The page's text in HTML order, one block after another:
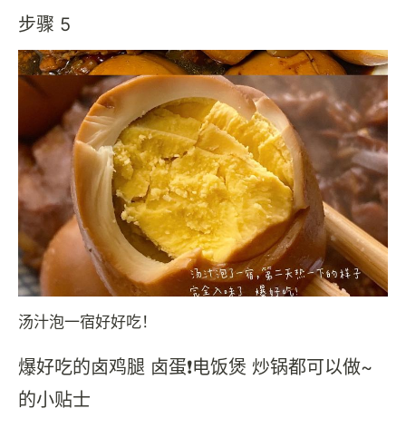
步骤 5
汤汁泡一宿好好吃！
爆好吃的卤鸡腿 卤蛋❗电饭煲 炒锅都可以做~
的小贴士